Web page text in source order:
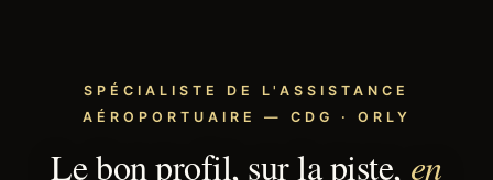
SPÉCIALISTE DE L'ASSISTANCE
AÉROPORTUAIRE — CDG · ORLY
Le bon profil, sur la piste, en